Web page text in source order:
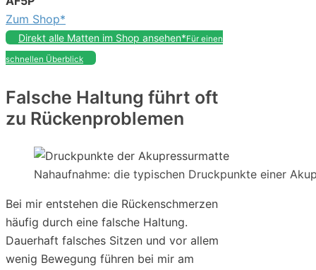
Zum Shop*
Direkt alle Matten im Shop ansehen*Für einen
schnellen Überblick
Falsche Haltung führt oft
zu Rückenproblemen
Nahaufnahme: die typischen Druckpunkte einer
Bei mir entstehen die Rückenschmerzen
häufig durch eine falsche Haltung.
Dauerhaft falsches Sitzen und vor allem
wenig Bewegung führen bei mir am